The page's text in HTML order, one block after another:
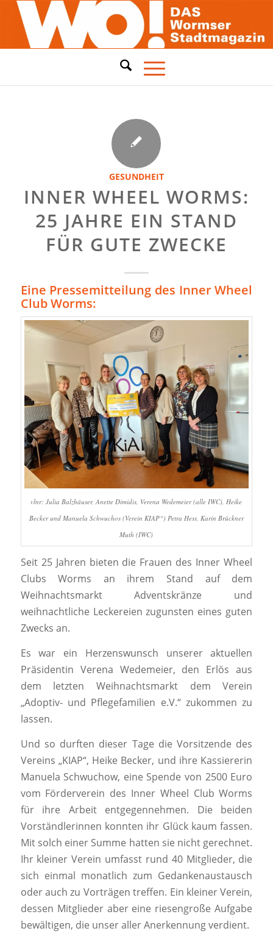
GESUNDHEIT
INNER WHEEL WORMS:
25 JAHRE EIN STAND
FÜR GUTE ZWECKE
Eine Pressemitteilung des Inner Wheel
Club Worms:
vlnr: Julia Balzhäuser, Anette Dimidis, Verena Wedemeier (alle IWC), Heike
Becker und Manuela Schwuchos (Verein KIAP“) Petra Hess, Karin Brückner
Muth (IWC)
Seit 25 Jahren bieten die Frauen des Inner Wheel
Clubs Worms an ihrem Stand auf dem
Weihnachtsmarkt Adventskränze und
weihnachtliche Leckereien zugunsten eines guten
Zwecks an.
Es war ein Herzenswunsch unserer aktuellen
Präsidentin Verena Wedemeier, den Erlös aus
dem letzten Weihnachtsmarkt dem Verein
„Adoptiv- und Pflegefamilien e.V.“ zukommen zu
lassen.
Und so durften dieser Tage die Vorsitzende des
Vereins „KIAP“, Heike Becker, und ihre Kassiererin
Manuela Schwuchow, eine Spende von 2500 Euro
vom Förderverein des Inner Wheel Club Worms
für ihre Arbeit entgegennehmen. Die beiden
Vorständlerinnen konnten ihr Glück kaum fassen.
Mit solch einer Summe hatten sie nicht gerechnet.
Ihr kleiner Verein umfasst rund 40 Mitglieder, die
sich einmal monatlich zum Gedankenaustausch
oder auch zu Vorträgen treffen. Ein kleiner Verein,
dessen Mitglieder aber eine riesengroße Aufgabe
bewältigen, die unser aller Anerkennung verdient.